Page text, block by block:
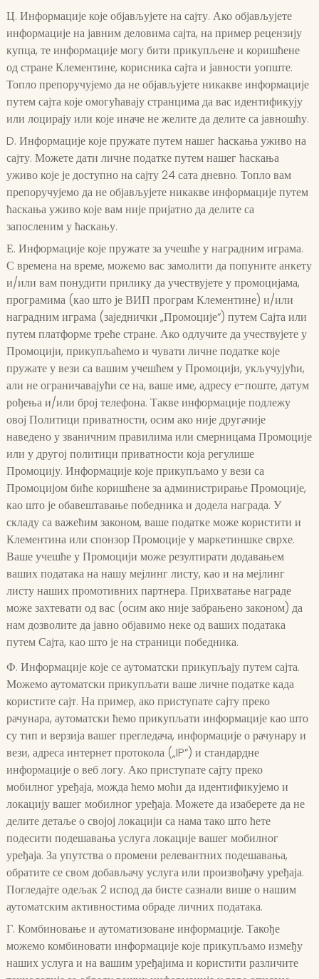
Ц. Информације које објављујете на сајту. Ако објављујете
информације на јавним деловима сајта, на пример рецензију
купца, те информације могу бити прикупљене и коришћене
од стране Клементине, корисника сајта и јавности уопште.
Топло препоручујемо да не објављујете никакве информације
путем сајта које омогућавају странцима да вас идентификују
или лоцирају или које иначе не желите да делите са јавношћу.
D. Информације које пружате путем нашег ћаскања уживо на
сајту. Можете дати личне податке путем нашег ћаскања
уживо које је доступно на сајту 24 сата дневно. Топло вам
препоручујемо да не објављујете никакве информације путем
ћаскања уживо које вам није пријатно да делите са
запосленим у ћаскању.
Е. Информације које пружате за учешће у наградним играма.
С времена на време, можемо вас замолити да попуните анкету
и/или вам понудити прилику да учествујете у промоцијама,
програмима (као што је ВИП програм Клементине) и/или
наградним играма (заједнички „Промоције“) путем Сајта или
путем платформе треће стране. Ако одлучите да учествујете у
Промоцији, прикупљаћемо и чувати личне податке које
пружате у вези са вашим учешћем у Промоцији, укључујући,
али не ограничавајући се на, ваше име, адресу е-поште, датум
рођења и/или број телефона. Такве информације подлежу
овој Политици приватности, осим ако није другачије
наведено у званичним правилима или смерницама Промоције
или у другој политици приватности која регулише
Промоцију. Информације које прикупљамо у вези са
Промоцијом биће коришћене за администрирање Промоције,
као што је обавештавање победника и додела награда. У
складу са важећим законом, ваше податке може користити и
Клементина или спонзор Промоције у маркетиншке сврхе.
Ваше учешће у Промоцији може резултирати додавањем
ваших података на нашу мејлинг листу, као и на мејлинг
листу наших промотивних партнера. Прихватање награде
може захтевати од вас (осим ако није забрањено законом) да
нам дозволите да јавно објавимо неке од ваших података
путем Сајта, као што је на страници победника.
Ф. Информације које се аутоматски прикупљају путем сајта.
Можемо аутоматски прикупљати ваше личне податке када
користите сајт. На пример, ако приступате сајту преко
рачунара, аутоматски ћемо прикупљати информације као што
су тип и верзија вашег прегледача, информације о рачунару и
вези, адреса интернет протокола („IP“) и стандардне
информације о веб логу. Ако приступате сајту преко
мобилног уређаја, можда ћемо моћи да идентификујемо и
локацију вашег мобилног уређаја. Можете да изаберете да не
делите детаље о својој локацији са нама тако што ћете
подесити подешавања услуга локације вашег мобилног
уређаја. За упутства о промени релевантних подешавања,
обратите се свом добављачу услуга или произвођачу уређаја.
Погледајте одељак 2 испод да бисте сазнали више о нашим
аутоматским активностима обраде личних података.
Г. Комбиновање и аутоматизоване информације. Такође
можемо комбиновати информације које прикупљамо између
наших услуга и на вашим уређајима и користити различите